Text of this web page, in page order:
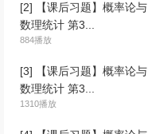
[2] 【课后习题】概率论与
数理统计 第3...
884播放
[3] 【课后习题】概率论与
数理统计 第3...
1310播放